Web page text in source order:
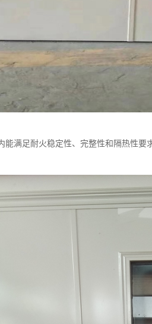
能满足耐火稳定性、完整性和隔热性